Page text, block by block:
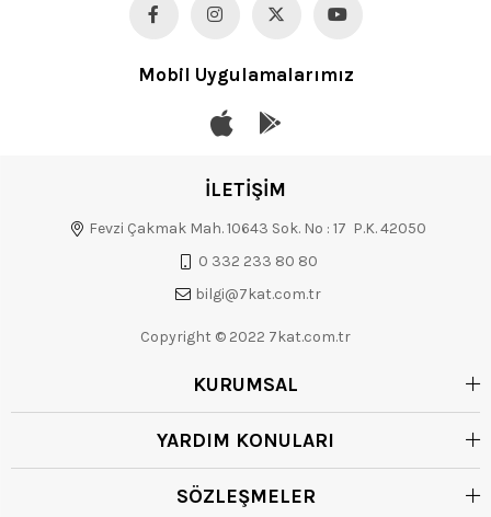
Mobil Uygulamalarımız
İLETİŞİM
Fevzi Çakmak Mah. 10643 Sok. No : 17 P.K. 42050
0 332 233 80 80
bilgi@7kat.com.tr
Copyright © 2022 7kat.com.tr
KURUMSAL
YARDIM KONULARI
SÖZLEŞMELER